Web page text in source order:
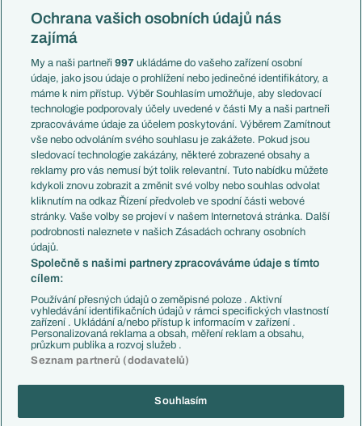
Mistrovství světa
Liga národů
Témata
Představení týmů MS
EuroSkauting
PL v kostce
Evropské koeficienty
Přestupy
Přestupové spekulace
Zranění
Kluby
Arsenal FC
Chelsea FC
Manchester United
AC Milán
Juventus FC
Bayern Mnichov
FC Barcelona
Real Madrid
Česko
Francie
Itálie
Německo
Španělsko
Argentina
Brazílie
Přestupy
Zápasy
Livescore
Tipovací soutěž
Copyright © 2001-2026 EuroFotbal.cz. Využíváme zpravodajství ČTK.
Ochrana vašich osobních údajů nás
zajímá
My a naši partneři997 ukládáme do vašeho zařízení osobní
údaje, jako jsou údaje o prohlížení nebo jedinečné identifikátory, a
máme k nim přístup. Výběr Souhlasím umožňuje, aby sledovací
technologie podporovaly účely uvedené v části My a naši partneři
zpracováváme údaje za účelem poskytování. Výběrem Zamítnout
vše nebo odvoláním svého souhlasu je zakážete. Pokud jsou
sledovací technologie zakázány, některé zobrazené obsahy a
reklamy pro vás nemusí být tolik relevantní. Tuto nabídku můžete
kdykoli znovu zobrazit a změnit své volby nebo souhlas odvolat
kliknutím na odkaz Řízení předvoleb ve spodní části webové
stránky. Vaše volby se projeví v našem Internetová stránka. Další
podrobnosti naleznete v našich Zásadách ochrany osobních
údajů.
Společně s našimi partnery zpracováváme údaje s tímto
cílem:
Používání přesných údajů o zeměpisné poloze . Aktivní
vyhledávání identifikačních údajů v rámci specifických vlastností
zařízení . Ukládání a/nebo přístup k informacím v zařízení .
Personalizovaná reklama a obsah, měření reklam a obsahu,
průzkum publika a rozvoj služeb .
Seznam partnerů (dodavatelů)
Souhlasím